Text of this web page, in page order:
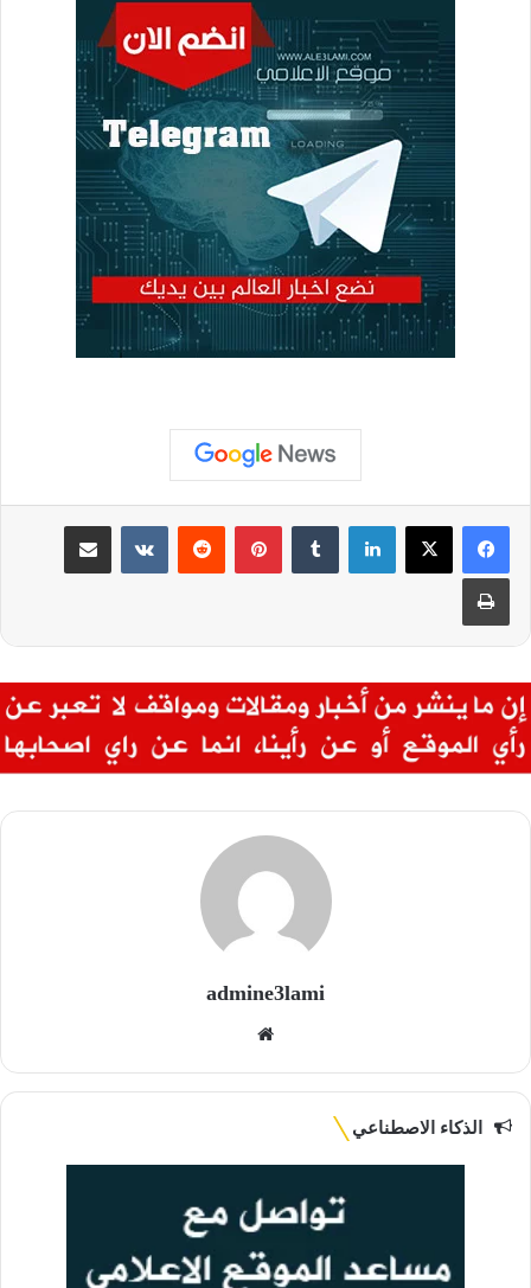
لينكدإن بينتيريست مشاركة عبر البريد
طباعة
admine3lami
الذكاء الاصطناعي